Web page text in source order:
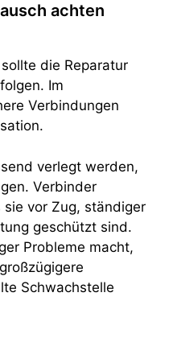
achten
die Reparatur
Im
Verbindungen
verlegt werden,
Verbinder
vor Zug, ständiger
geschützt sind.
Probleme macht,
Schwachstelle